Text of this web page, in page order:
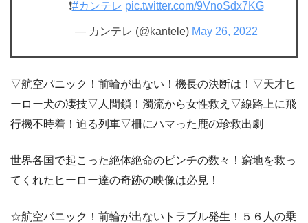
❗#カンテレ pic.twitter.com/9VnoSdx7KG
— カンテレ (@kantele) May 26, 2022
▽航空パニック！前輪が出ない！機長の決断は！▽天才ヒ
ーロー犬の凄技▽人間鎖！濁流から女性救え▽線路上に飛
行機不時着！迫る列車▽柵にハマった鹿の珍救出劇
世界各国で起こった絶体絶命のピンチの数々！窮地を救っ
てくれたヒーロー達の奇跡の映像は必見！
☆航空パニック！前輪が出ないトラブル発生！５６人の乗